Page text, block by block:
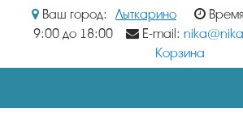
Ваш город: Лыткарино
9:00 до 18:00
E-mail:
Корзина